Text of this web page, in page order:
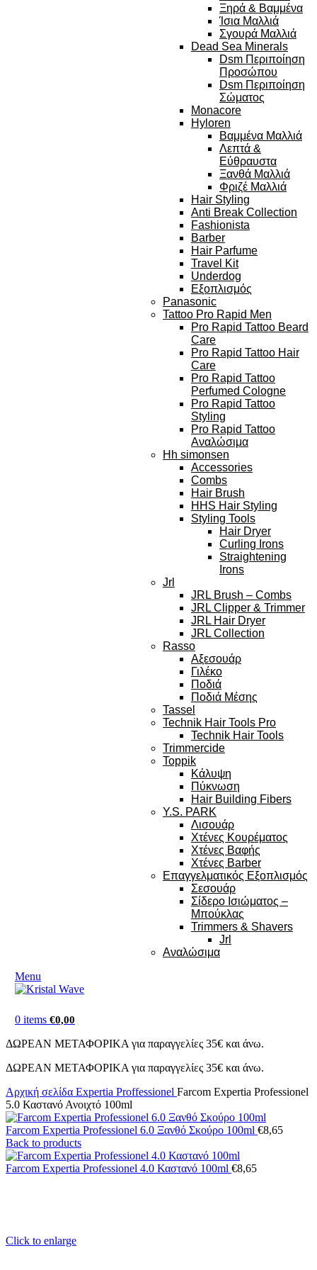
Ξηρά & Βαμμένα
Ίσια Μαλλιά
Σγουρά Μαλλιά
Dead Sea Minerals
Dsm Περιποίηση
Προσώπου
Dsm Περιποίηση
Σώματος
Monacore
Hyloren
Βαμμένα Μαλλιά
Λεπτά &
Εύθραυστα
Ξανθά Μαλλιά
Φριζέ Μαλλιά
Hair Styling
Anti Break Collection
Fashionista
Barber
Hair Parfume
Travel Kit
Underdog
Εξοπλισμός
Panasonic
Tattoo Pro Rapid Men
Pro Rapid Tattoo Beard
Care
Pro Rapid Tattoo Hair
Care
Pro Rapid Tattoo
Perfumed Cologne
Pro Rapid Tattoo
Styling
Pro Rapid Tattoo
Αναλώσιμα
Hh simonsen
Accessories
Combs
Hair Brush
HHS Hair Styling
Styling Tools
Hair Dryer
Curling Irons
Straightening
Irons
Jrl
JRL Brush – Combs
JRL Clipper & Trimmer
JRL Hair Dryer
JRL Collection
Rasso
Αξεσουάρ
Γιλέκο
Ποδιά
Ποδιά Μέσης
Tassel
Technik Hair Tools Pro
Technik Hair Tools
Trimmercide
Toppik
Κάλυψη
Πύκνωση
Hair Building Fibers
Y.S. PARK
Λισουάρ
Χτένες Κουρέματος
Χτένες Βαφής
Χτένες Barber
Επαγγελματικός Εξοπλισμός
Σεσουάρ
Σίδερο Ισιώματος –
Μπούκλας
Trimmers & Shavers
Jrl
Αναλώσιμα
Menu
0 items €0,00
ΔΩΡΕΑΝ ΜΕΤΑΦΟΡΙΚΑ για παραγγελίες 35€ και άνω.
ΔΩΡΕΑΝ ΜΕΤΑΦΟΡΙΚΑ για παραγγελίες 35€ και άνω.
Αρχική σελίδα Expertia Proffessionel Farcom Expertia Professionel
5.0 Καστανό Ανοιχτό 100ml
Farcom Expertia Professionel 6.0 Ξανθό Σκούρο 100ml €8,65
Back to products
Farcom Expertia Professionel 4.0 Καστανό 100ml €8,65
Click to enlarge